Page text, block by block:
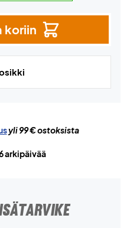
koriin
yli 99 € ostoksista
arkipäivää